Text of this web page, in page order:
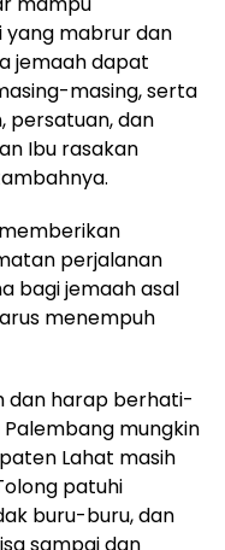
mabrur dan
jemaah dapat
masing, serta
persatuan, dan
Ibu rasakan
perjalanan
bagi jemaah asal
menempuh
dan harap berhati-
mungkin
Lahat masih
patuhi
buru-buru, dan